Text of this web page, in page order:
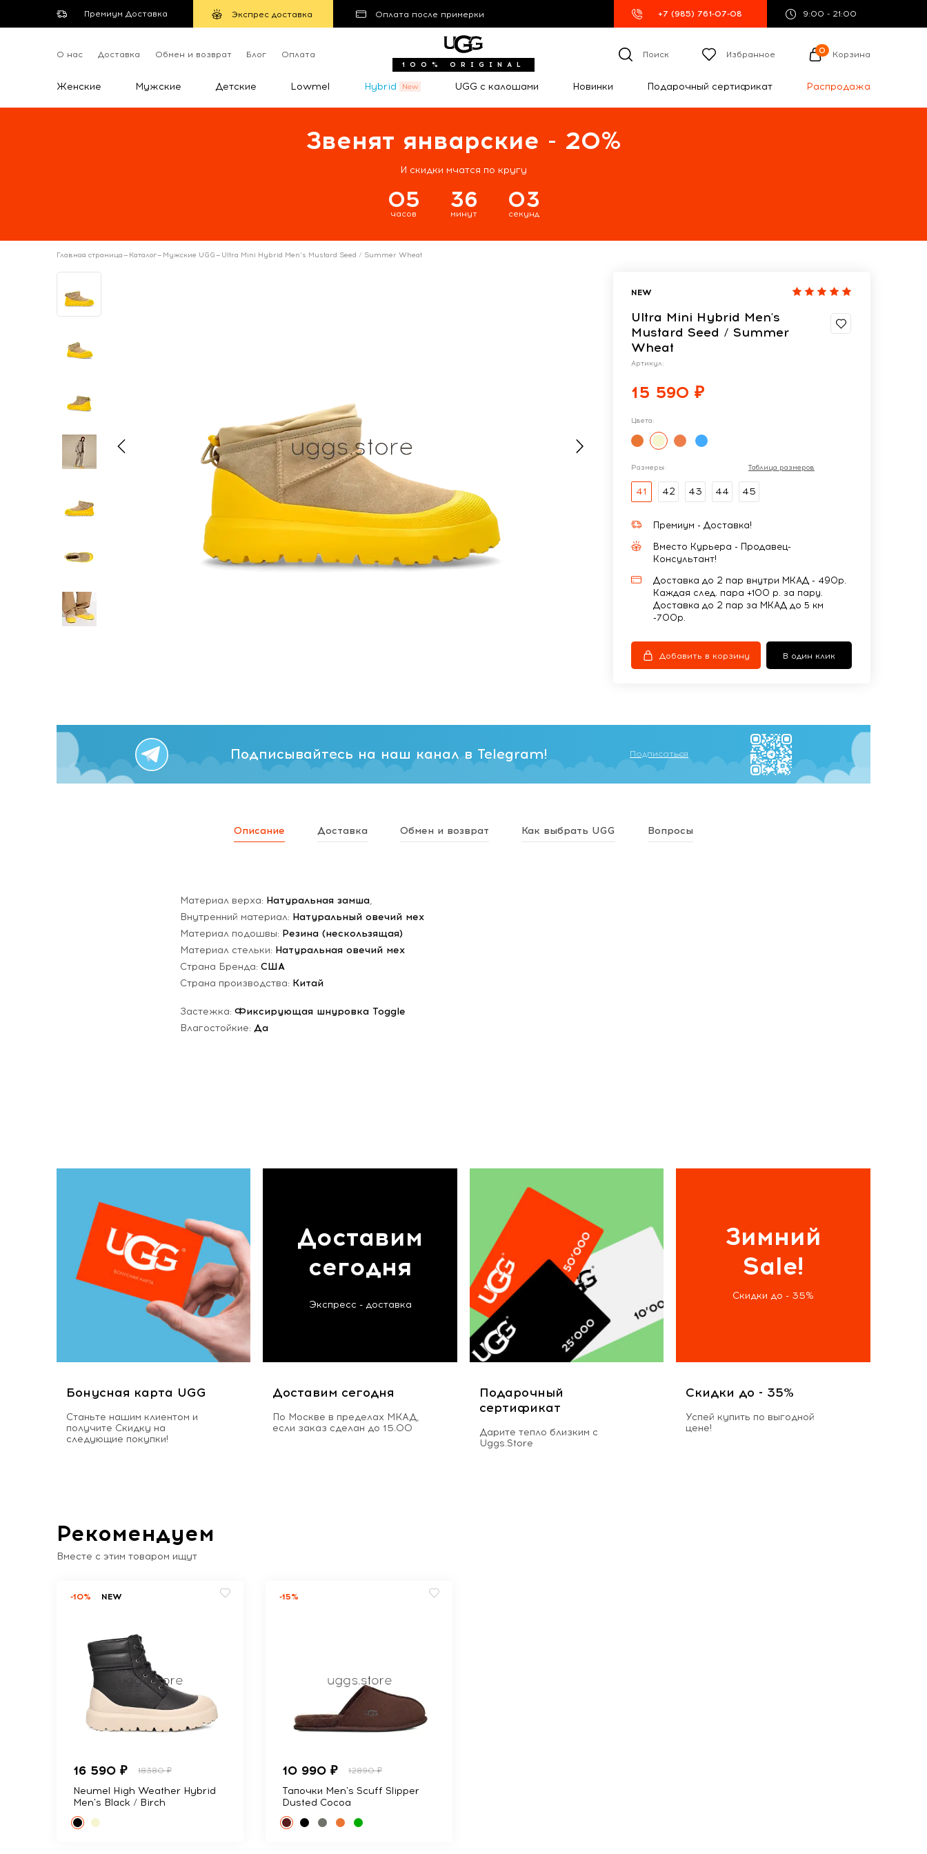
Премиум Доставка Экспрес доставка Оплата после примерки +7 (985) 761-07-08 9:00 - 21:00
О нас Доставка Обмен и возврат Блог Оплата
100% ORIGINAL
Поиск Избранное 0 Корзина
Женские Мужские Детские Lowmel Hybrid UGG с калошами Новинки Подарочный сертификат Распродажа
Звенят январские - 20%
И скидки мчатся по кругу
05
часов
36
минут
02
секунд
Главная страница— Каталог— Мужские UGG— Ultra Mini Hybrid Men's Mustard Seed / Summer Wheat
NEW
Ultra Mini Hybrid Men's
Mustard Seed / Summer
Wheat
Артикул:
15 590 ₽
Цвета:
Размеры: Таблица размеров
41 42 43 44 45
Премиум - Доставка!
Вместо Курьера - Продавец-
Консультант!
Доставка до 2 пар внутри МКАД - 490р.
Каждая след. пара +100 р. за пару.
Доставка до 2 пар за МКАД до 5 км
-700р.
Добавить в корзину В один клик
Подписывайтесь на наш канал в Telegram! Подписаться
Описание Доставка Обмен и возврат Как выбрать UGG Вопросы
Материал верха: Натуральная замша,
Внутренний материал: Натуральный овечий мех
Материал подошвы: Резина (нескользящая)
Материал стельки: Натуральная овечий мех
Страна Бренда: США
Страна производства: Китай
Застежка: Фиксирующая шнуровка Toggle
Влагостойкие: Да
Бонусная карта UGG
Станьте нашим клиентом и
получите Скидку на
следующие покупки!
Доставим
сегодня
Экспресс - доставка
Доставим сегодня
По Москве в пределах МКАД,
если заказ сделан до 15.00
Подарочный
сертификат
Дарите тепло близким с
Uggs.Store
Зимний
Sale!
Скидки до - 35%
Скидки до - 35%
Успей купить по выгодной
цене!
Рекомендуем
Вместе с этим товаром ищут
-10% NEW
16 590 ₽ 18380 ₽
Neumel High Weather Hybrid
Men's Black / Birch
-15%
10 990 ₽ 12890 ₽
Тапочки Men's Scuff Slipper
Dusted Cocoa